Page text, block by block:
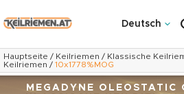
Deutsch
Hauptseite / Keilriemen / Klassische
Keilriemen / 10x1778%MOG
MEGADYNE